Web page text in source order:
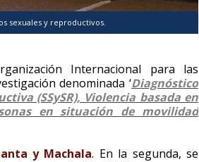
sexuales y reproductivos.
Internacional para las
denominada ‘Diagnóstico
(SSySR), Violencia basada en
en situación de movilidad
y Machala. En la segunda, se